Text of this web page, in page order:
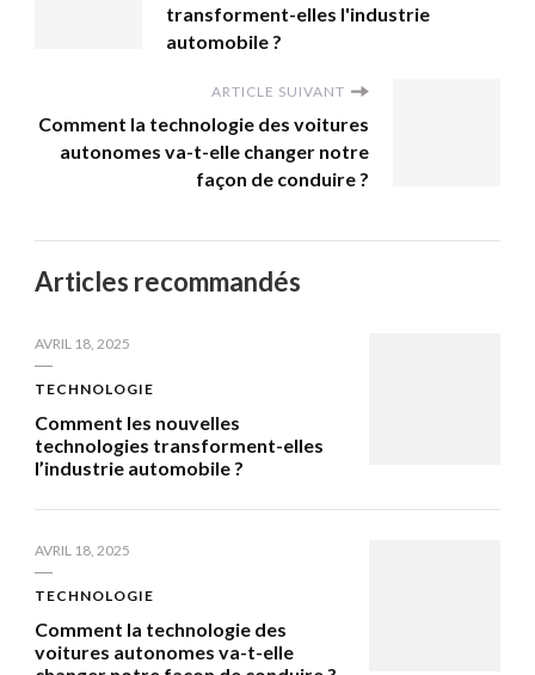
transforment-elles l'industrie
automobile ?
ARTICLE SUIVANT
Comment la technologie des voitures
autonomes va-t-elle changer notre
façon de conduire ?
Articles recommandés
AVRIL 18, 2025
TECHNOLOGIE
Comment les nouvelles
technologies transforment-elles
l’industrie automobile ?
AVRIL 18, 2025
TECHNOLOGIE
Comment la technologie des
voitures autonomes va-t-elle